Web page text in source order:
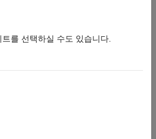
object.
를 선택하실 수도 있습니다.